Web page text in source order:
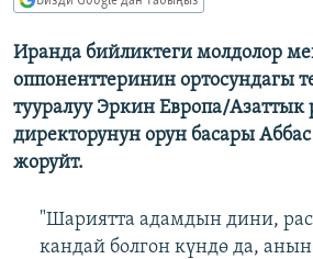
БИЗ ЖАНА ДҮЙНӨ
ДАНИСТЕ
ЭЖЕ-СИҢДИЛЕР
АЗАТТЫК+
ЫҢГАЙСЫЗ СУРООЛОР
ОНЛАЙН ШЕРИНЕ
ЭЕ/АРнун бардык сайттары
Иранда бийликтеги молдолор
оппоненттеринин ортосундагы
тууралуу Эркин Европа/Азаттык
директорунун орун басары
жоруйт.
"Шариятта адамдын дини,
кандай болгон күндө да,